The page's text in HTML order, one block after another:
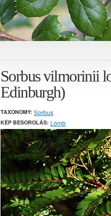
Sorbus vilmorinii
Edinburgh)
TAXONOMY: Sorbus
KÉP BESOROLÁS: Lomb